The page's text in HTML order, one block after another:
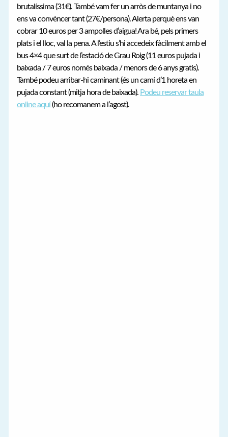
brutalíssima (31€). També vam fer un arròs de muntanya i no
ens va convèncer tant (27€/persona). Alerta perquè ens van
cobrar 10 euros per 3 ampolles d’aigua! Ara bé, pels primers
plats i el lloc, val la pena. A l’estiu s’hi accedeix fàcilment amb el
bus 4×4 que surt de l’estació de Grau Roig (11 euros pujada i
baixada / 7 euros només baixada / menors de 6 anys gratis).
També podeu arribar-hi caminant (és un camí d’1 horeta en
pujada constant (mitja hora de baixada). Podeu reservar taula
online aquí(ho recomanem a l’agost).